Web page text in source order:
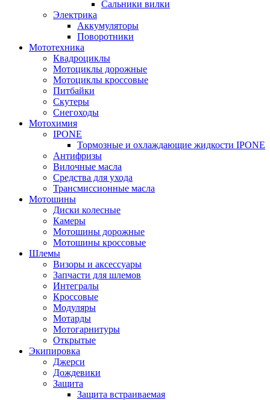
Сальники вилки
Электрика
Аккумуляторы
Поворотники
Мототехника
Квадроциклы
Мотоциклы дорожные
Мотоциклы кроссовые
Питбайки
Скутеры
Снегоходы
Мотохимия
IPONE
Тормозные и охлаждающие жидкости IPONE
Антифризы
Вилочные масла
Средства для ухода
Трансмиссионные масла
Мотошины
Диски колесные
Камеры
Мотошины дорожные
Мотошины кроссовые
Шлемы
Визоры и аксессуары
Запчасти для шлемов
Интегралы
Кроссовые
Модуляры
Мотарды
Мотогарнитуры
Открытые
Экипировка
Джерси
Дождевики
Защита
Защита встраиваемая